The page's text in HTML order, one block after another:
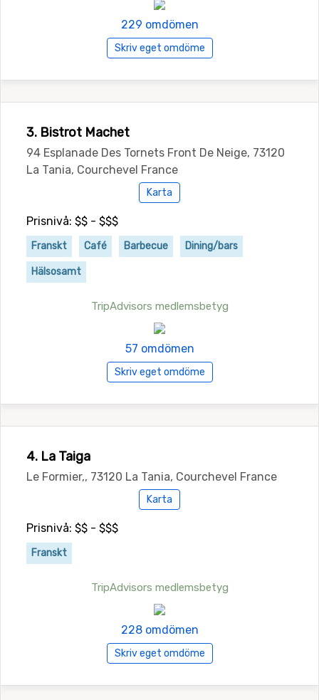
229 omdömen
Skriv eget omdöme
3. Bistrot Machet
94 Esplanade Des Tornets Front De Neige, 73120
La Tania, Courchevel France
Karta
Prisnivå: $$ - $$$
Franskt Café Barbecue Dining/bars
Hälsosamt
TripAdvisors medlemsbetyg
57 omdömen
Skriv eget omdöme
4. La Taiga
Le Formier,, 73120 La Tania, Courchevel France
Karta
Prisnivå: $$ - $$$
Franskt
TripAdvisors medlemsbetyg
228 omdömen
Skriv eget omdöme